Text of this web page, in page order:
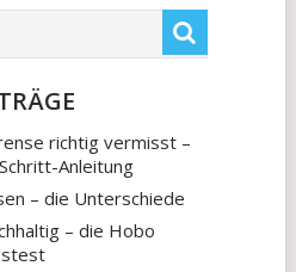
richtig vermisst –
Anleitung
– die Unterschiede
– die Hobo